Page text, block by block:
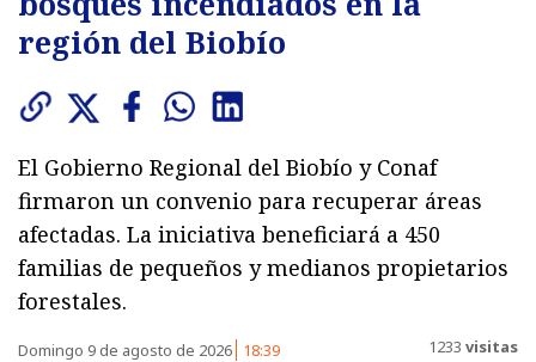
región del Biobío
El Gobierno Regional del Biobío y Conaf
firmaron un convenio para recuperar áreas
afectadas. La iniciativa beneficiará a 450
familias de pequeños y medianos propietarios
forestales.
Domingo 9 de agosto de 2026 18:39 1233 visitas